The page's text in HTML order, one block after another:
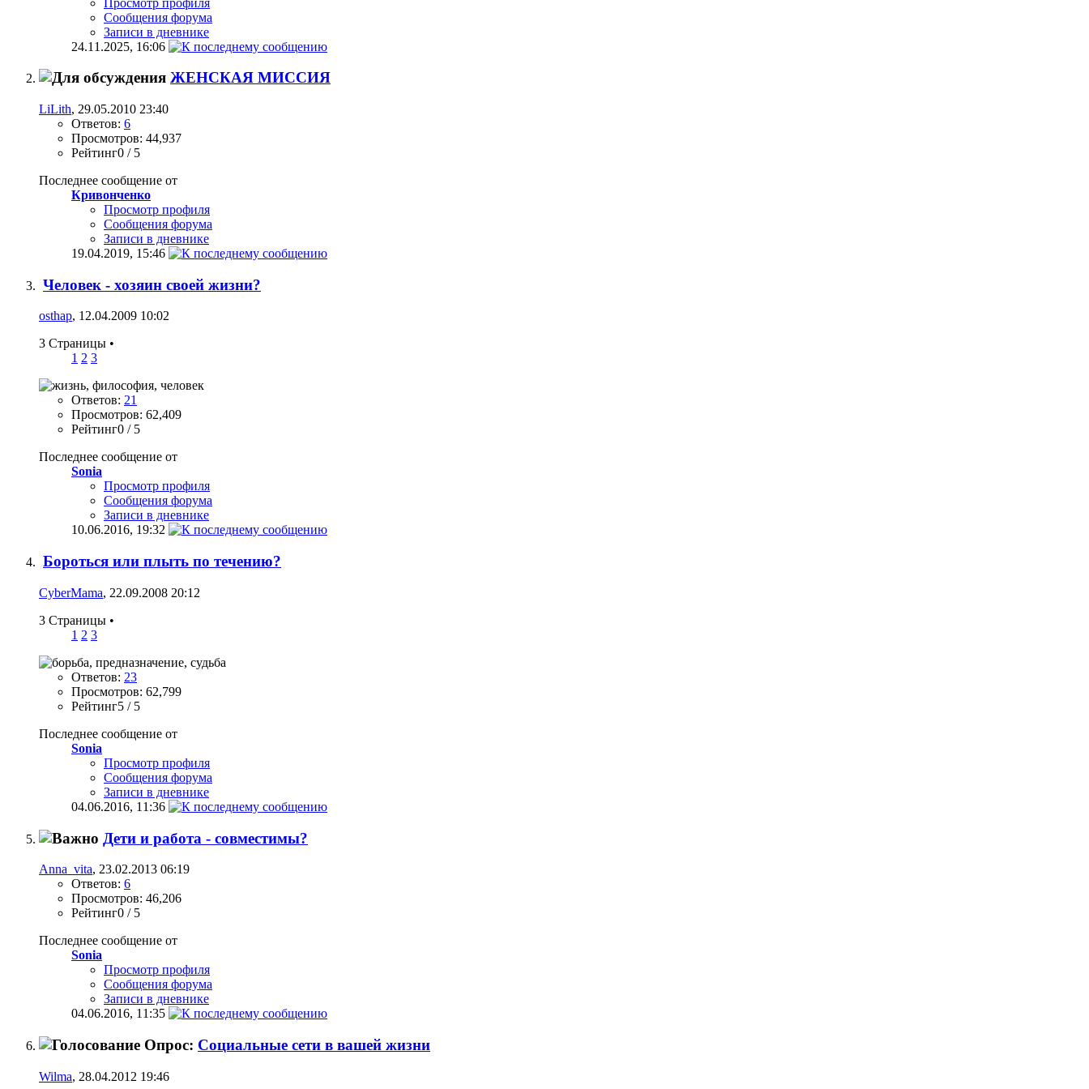
Сообщения форума
Записи в дневнике
24.11.2025, 16:06
ЖЕНСКАЯ МИССИЯ
LiLith, 29.05.2010 23:40
Ответов: 6
Просмотров: 44,937
Рейтинг0 / 5
Последнее сообщение от
Кривонченко
Просмотр профиля
Сообщения форума
Записи в дневнике
19.04.2019, 15:46
Человек - хозяин своей жизни?
osthap, 12.04.2009 10:02
3 Страницы •
1 2 3
Ответов: 21
Просмотров: 62,409
Рейтинг0 / 5
Последнее сообщение от
Sonia
Просмотр профиля
Сообщения форума
Записи в дневнике
10.06.2016, 19:32
Бороться или плыть по течению?
CyberMama, 22.09.2008 20:12
3 Страницы •
1 2 3
Ответов: 23
Просмотров: 62,799
Рейтинг5 / 5
Последнее сообщение от
Sonia
Просмотр профиля
Сообщения форума
Записи в дневнике
04.06.2016, 11:36
Дети и работа - совместимы?
Anna_vita, 23.02.2013 06:19
Ответов: 6
Просмотров: 46,206
Рейтинг0 / 5
Последнее сообщение от
Sonia
Просмотр профиля
Сообщения форума
Записи в дневнике
04.06.2016, 11:35
Опрос: Социальные сети в вашей жизни
Wilma, 28.04.2012 19:46